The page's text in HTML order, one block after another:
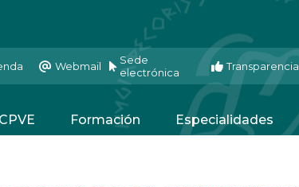
Webmail
Sede
electrónica
Transparencia
Formación Especialidades